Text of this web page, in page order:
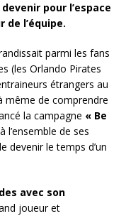
pour l’espace
de l’équipe.
parmi les fans
(les Orlando Pirates
étrangers au
même de comprendre
la campagne « Be
l’ensemble de ses
devenir le temps d’un
avec son
joueur et